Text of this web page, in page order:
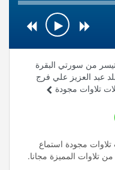
من سورتي البقرة
عبد العزيز علي فرج
تلاوات مجودة
مجودة استماع